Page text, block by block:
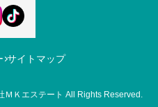
サイトマップ
ＭＫエステート All Rights Reserved.